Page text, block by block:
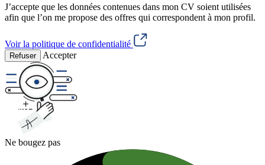
J’accepte que les données contenues dans mon CV soient utilisées
afin que l’on me propose des offres qui correspondent à mon profil.
Voir la politique de confidentialité
Refuser Accepter
Ne bougez pas